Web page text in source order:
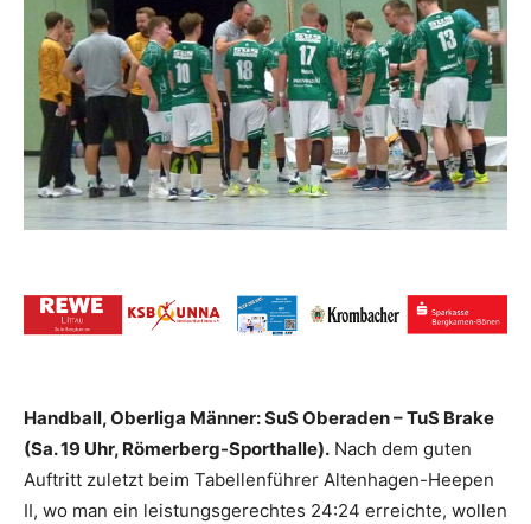
Handball, Oberliga Männer: SuS Oberaden – TuS Brake
(Sa. 19 Uhr, Römerberg-Sporthalle). Nach dem guten
Auftritt zuletzt beim Tabellenführer Altenhagen-Heepen
II, wo man ein leistungsgerechtes 24:24 erreichte, wollen